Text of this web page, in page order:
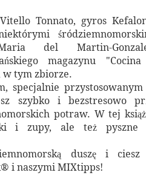
Tonnato, gyros
del Martin-
magazynu
w tym zbiorze.
specjalnie
szybko i bezstresowo
potraw. W tej
i zupy, ale też pyszne
duszę i
i naszymi MIXtipps!